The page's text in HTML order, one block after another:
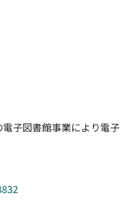
子図書館事業により電子